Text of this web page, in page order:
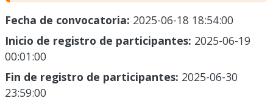
Fecha de convocatoria: 2025-06-18 18:54:00
Inicio de registro de participantes: 2025-06-19
00:01:00
Fin de registro de participantes: 2025-06-30
23:59:00